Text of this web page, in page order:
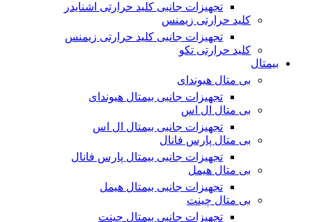
تجهیزات جانبی کلید حرارتی اشنایدر
کلید حرارتی زیمنس
تجهیزات جانبی کلید حرارتی زیمنس
کلید حرارتی تکو
بیمتال
بی متال هیوندای
تجهیزات جانبی بیمتال هیوندای
بی متال ال اس
تجهیزات جانبی بیمتال ال اس
بی متال پارس فانال
تجهیزات جانبی بیمتال پارس فانال
بی متال هیمل
تجهیزات جانبی بیمتال هیمل
بی متال چینت
تجهیزات جانبی بیمتال چینت